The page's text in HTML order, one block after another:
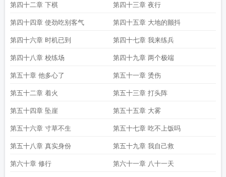
第四十二章 下棋 第四十三章 夜行
第四十四章 使劲吃别客气 第四十五章 大地的颤抖
第四十六章 时机已到 第四十七章 我来练兵
第四十八章 校练场 第四十九章 两个极端
第五十章 他多心了 第五十一章 烫伤
第五十二章 着火 第五十三章 打头阵
第五十四章 坠崖 第五十五章 大雾
第五十六章 寸草不生 第五十七章 吃不上饭吗
第五十八章 真实身份 第五十九章 我自己救
第六十章 修行 第六十一章 八十一天